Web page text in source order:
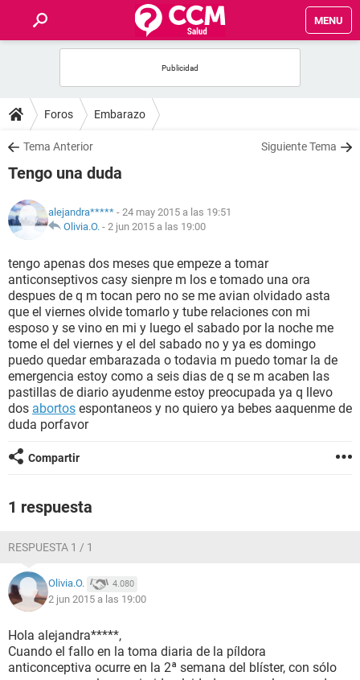
MENU
FOROS
SALUD
FAMILIA
NUTRICIÓN
BIENESTAR
SEXUALIDAD
GLOSARIO
Foros Embarazo
Tema Anterior Siguiente Tema
Tengo una duda
alejandra***** - 24 may 2015 a las 19:51
Olivia.O. - 2 jun 2015 a las 19:00
tengo apenas dos meses que empeze a tomar
anticonseptivos casy sienpre m los e tomado una ora
despues de q m tocan pero no se me avian olvidado asta
que el viernes olvide tomarlo y tube relaciones con mi
esposo y se vino en mi y luego el sabado por la noche me
tome el del viernes y el del sabado no y ya es domingo
puedo quedar embarazada o todavia m puedo tomar la de
emergencia estoy como a seis dias de q se m acaben las
pastillas de diario ayudenme estoy preocupada ya q llevo
dos abortos espontaneos y no quiero ya bebes aaquenme de
duda porfavor
Compartir
1 respuesta
RESPUESTA 1 / 1
Olivia.O. 4.080
2 jun 2015 a las 19:00
Hola alejandra*****,
Cuando el fallo en la toma diaria de la píldora
anticonceptiva ocurre en la 2ª semana del blíster, con sólo